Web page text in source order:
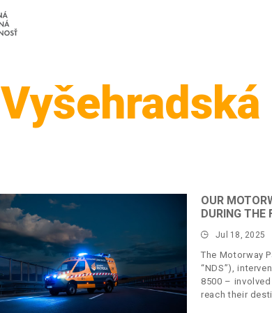
Vyšehradská
OUR
DURING THE
Jul 18, 2025
The Motorway
“NDS”),
8500 –
reach their